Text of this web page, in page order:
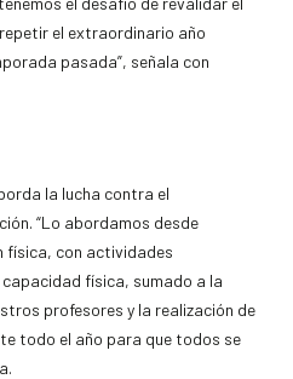
el extraordinario año
pasada”, señala con
la lucha contra el
“Lo abordamos desde
física, con actividades
física, sumado a la
profesores y la realización de
todo el año para que todos se